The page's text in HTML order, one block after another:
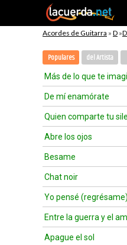
Acordes de Guitarra » D »
Populares del Artista
Más de lo que te
De mí enamórate
Quien comparte tu
Abre los ojos
Besame
Chat noir
Yo pensé (regrésame)
Entre la guerra y el
Apague el sol